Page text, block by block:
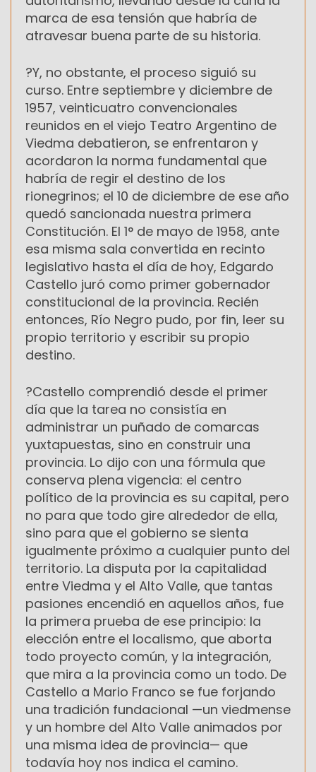
marca de esa tensión que habría de
atravesar buena parte de su historia.
?Y, no obstante, el proceso siguió su
curso. Entre septiembre y diciembre de
1957, veinticuatro convencionales
reunidos en el viejo Teatro Argentino de
Viedma debatieron, se enfrentaron y
acordaron la norma fundamental que
habría de regir el destino de los
rionegrinos; el 10 de diciembre de ese año
quedó sancionada nuestra primera
Constitución. El 1° de mayo de 1958, ante
esa misma sala convertida en recinto
legislativo hasta el día de hoy, Edgardo
Castello juró como primer gobernador
constitucional de la provincia. Recién
entonces, Río Negro pudo, por fin, leer su
propio territorio y escribir su propio
destino.
?Castello comprendió desde el primer
día que la tarea no consistía en
administrar un puñado de comarcas
yuxtapuestas, sino en construir una
provincia. Lo dijo con una fórmula que
conserva plena vigencia: el centro
político de la provincia es su capital, pero
no para que todo gire alrededor de ella,
sino para que el gobierno se sienta
igualmente próximo a cualquier punto del
territorio. La disputa por la capitalidad
entre Viedma y el Alto Valle, que tantas
pasiones encendió en aquellos años, fue
la primera prueba de ese principio: la
elección entre el localismo, que aborta
todo proyecto común, y la integración,
que mira a la provincia como un todo. De
Castello a Mario Franco se fue forjando
una tradición fundacional —un viedmense
y un hombre del Alto Valle animados por
una misma idea de provincia— que
todavía hoy nos indica el camino.